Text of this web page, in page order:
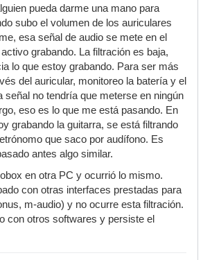
pueda darme una mano para
subo el volumen de los auriculares
esa señal de audio se mete en el
grabando. La filtración es baja,
lo que estoy grabando. Para ser más
del auricular, monitoreo la batería y el
señal no tendría que meterse en ningún
eso es lo que me está pasando. En
grabando la guitarra, se está filtrando
que saco por audífono. Es
antes algo similar.
en otra PC y ocurrió lo mismo.
con otras interfaces prestadas para
m-audio) y no ocurre esta filtración.
con otros softwares y persiste el